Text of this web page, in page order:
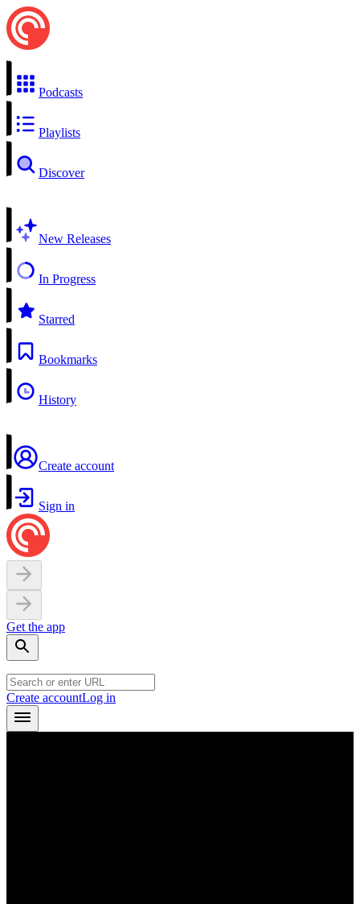
Podcasts
Playlists
Discover
New Releases
In Progress
Starred
Bookmarks
History
Create account
Sign in
Get the app
Create accountLog in